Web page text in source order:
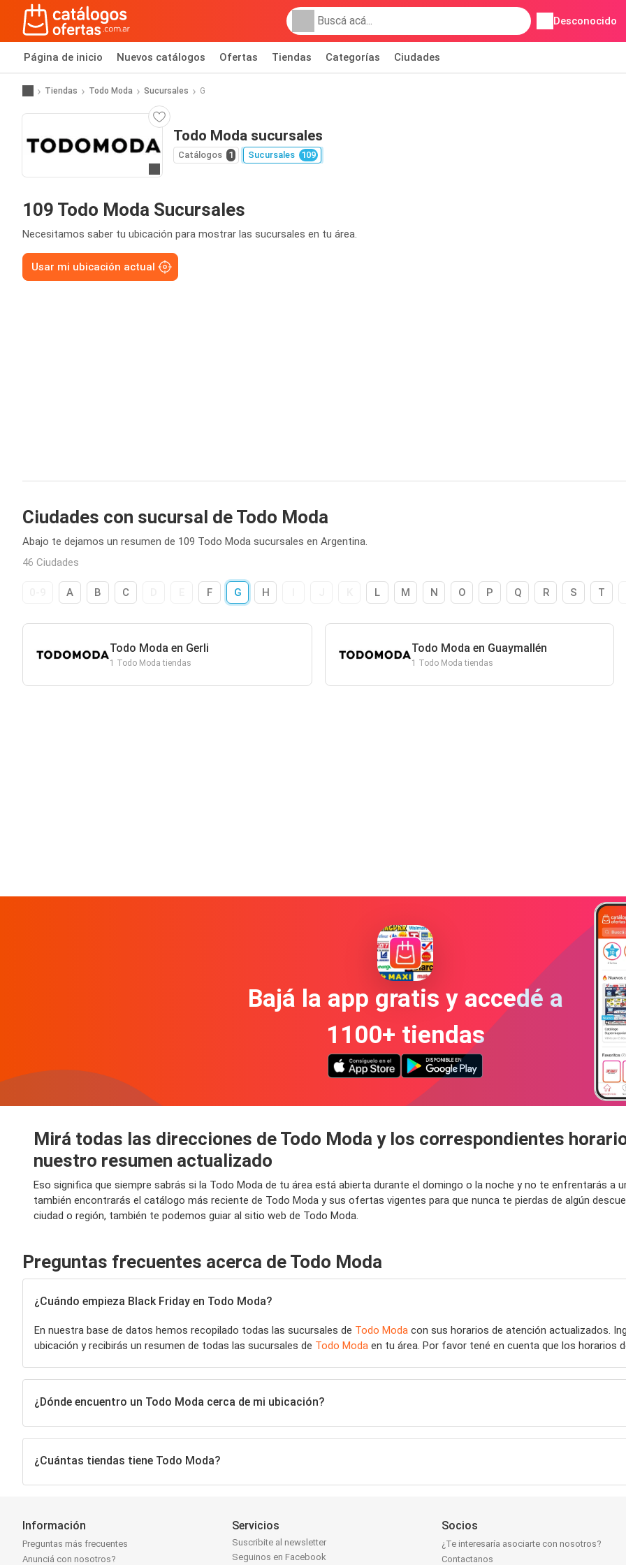
Desconocido
Página de inicio Nuevos catálogos Ofertas Tiendas Categorías Ciudades
Tiendas Todo Moda Sucursales G
Todo Moda sucursales
Catálogos 1 Sucursales 109
109 Todo Moda Sucursales
Necesitamos saber tu ubicación para mostrar las sucursales en tu área.
Usar mi ubicación actual
Ciudades con sucursal de Todo Moda
Abajo te dejamos un resumen de 109 Todo Moda sucursales en Argentina.
46 Ciudades
A B C F G H L M N O P Q R S T
Todo Moda en Gerli
1 Todo Moda tiendas
Todo Moda en Guaymallén
1 Todo Moda tiendas
Bajá la app gratis y accedé a
1100+ tiendas
Mirá todas las direcciones de Todo Moda y los correspondientes
nuestro resumen actualizado
Eso significa que siempre sabrás si la Todo Moda de tu área está abierta durante el domingo o la noche y no te enfrentarás a
también encontrarás el catálogo más reciente de Todo Moda y sus ofertas vigentes para que nunca te pierdas de algún
ciudad o región, también te podemos guiar al sitio web de Todo Moda.
Preguntas frecuentes acerca de Todo Moda
¿Cuándo empieza Black Friday en Todo Moda?
En nuestra base de datos hemos recopilado todas las sucursales de Todo Moda con sus horarios de atención actualizados.
ubicación y recibirás un resumen de todas las sucursales de Todo Moda en tu área. Por favor tené en cuenta que los horarios
¿Dónde encuentro un Todo Moda cerca de mi ubicación?
¿Cuántas tiendas tiene Todo Moda?
Información
Preguntas más frecuentes
Anunciá con nosotros?
Servicios
Suscribite al newsletter
Seguinos en Facebook
Socios
¿Te interesaría asociarte con nosotros?
Contactanos